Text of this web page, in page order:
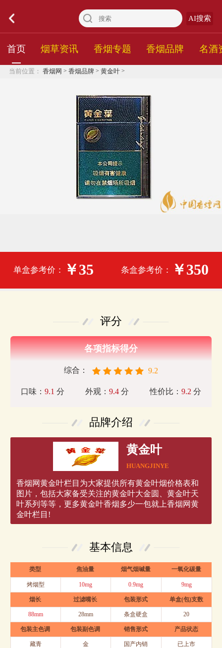
AI搜索
首页 烟草资讯 香烟专题 香烟品牌 名酒
当前位置： 香烟网 > 香烟品牌 > 黄金叶>
单盒参考价： ￥35 条盒参考价： ￥350
评分
各项指标得分
综合： 9.2
口味： 9.1 分 外观： 9.4 分 性价比：9.2 分
品牌介绍
黄金叶
HUANGJINYE
香烟网黄金叶栏目为大家提供所有黄金叶烟价格表和
图片，包括大家备受关注的黄金叶大金圆、黄金叶天
叶系列等等，更多黄金叶香烟多少一包就上香烟网黄
金叶栏目!
基本信息
类型 焦油量 烟气烟碱量 一氧化碳量
烤烟型 10mg 0.9mg 9mg
烟长 过滤嘴长 包装形式 单盒(包)支数
88mm 28mm 条盒硬盒 20
包装主色调 包装副色调 销售形式 产品状态
藏青 金 国产内销 已上市